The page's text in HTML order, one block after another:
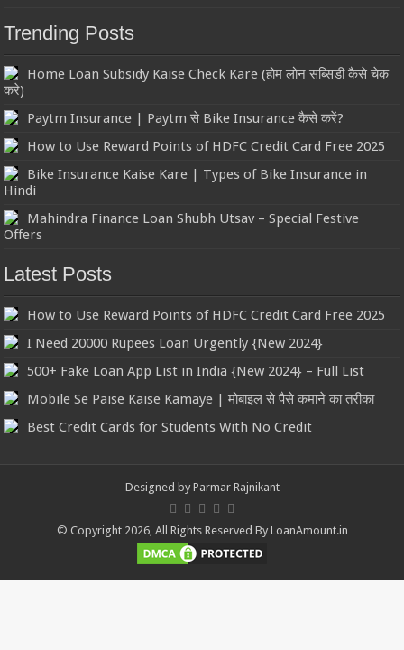
Trending Posts
Home Loan Subsidy Kaise Check Kare (होम लोन सब्सिडी कैसे चेक
करे)
Paytm Insurance | Paytm से Bike Insurance कैसे करें?
How to Use Reward Points of HDFC Credit Card Free 2025
Bike Insurance Kaise Kare | Types of Bike Insurance in
Hindi
Mahindra Finance Loan Shubh Utsav – Special Festive
Offers
Latest Posts
How to Use Reward Points of HDFC Credit Card Free 2025
I Need 20000 Rupees Loan Urgently {New 2024}
500+ Fake Loan App List in India {New 2024} – Full List
Mobile Se Paise Kaise Kamaye | मोबाइल से पैसे कमाने का तरीका
Best Credit Cards for Students With No Credit
Designed by Parmar Rajnikant
© Copyright 2026, All Rights Reserved By LoanAmount.in